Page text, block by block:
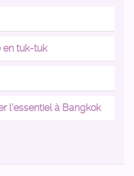
en tuk-tuk
l’essentiel à Bangkok